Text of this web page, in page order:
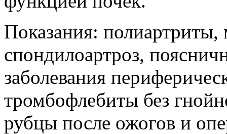
Показания:
спондилоартроз,
заболевания
тромбофлебиты без
рубцы после ожогов и